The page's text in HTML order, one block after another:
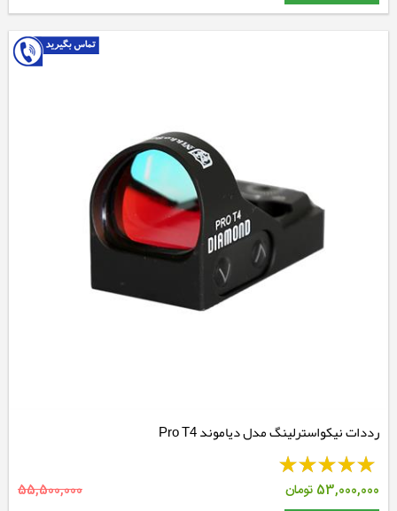
رددات نیکواسترلینگ مدل دیاموند Pro T4
53,000,000 تومان 55,500,000